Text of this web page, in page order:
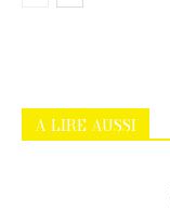
A LIRE AUSSI